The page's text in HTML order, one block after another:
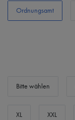
Ordnungsamt
Bitte wählen
XL XXL